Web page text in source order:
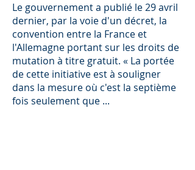
Le gouvernement a publié le 29 avril
dernier, par la voie d'un décret, la
convention entre la France et
l'Allemagne portant sur les droits de
mutation à titre gratuit. « La portée
de cette initiative est à souligner
dans la mesure où c'est la septième
fois seulement que ...